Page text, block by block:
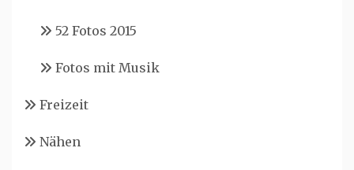
52 Fotos 2015
Fotos mit Musik
Freizeit
Nähen